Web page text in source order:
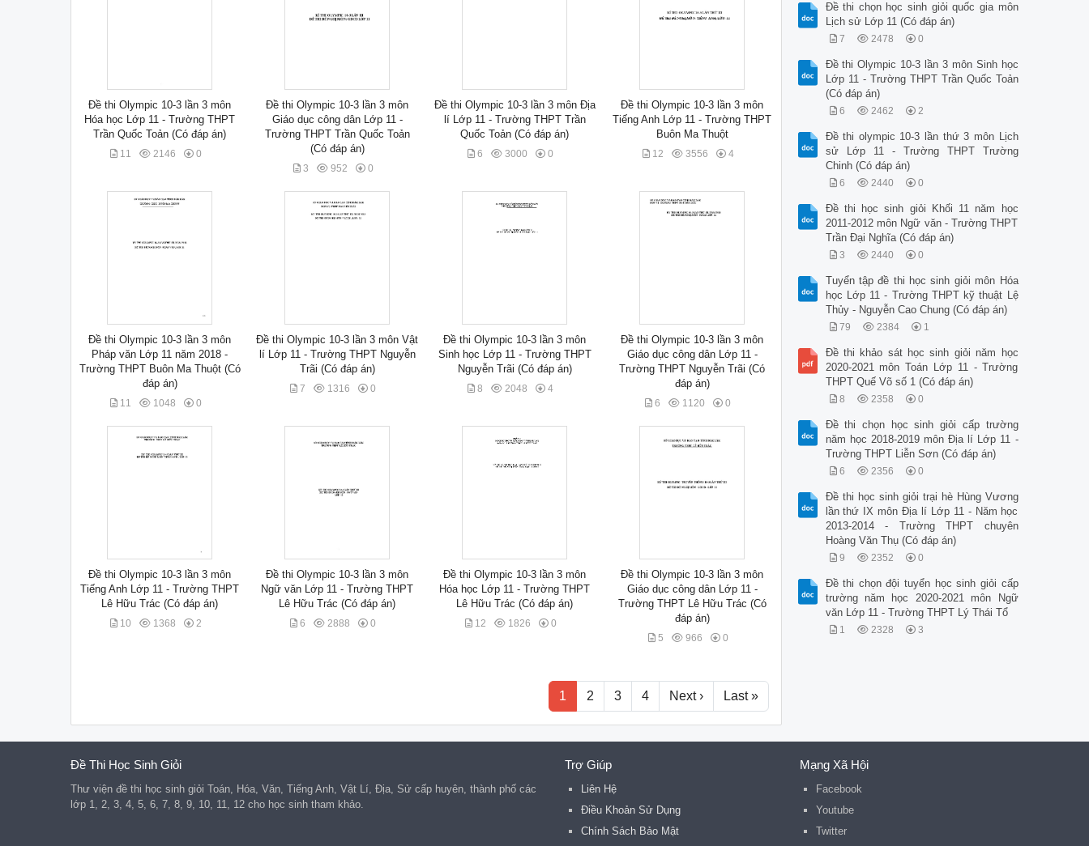
Đề thi Olympic 10-3 lần 3 môn
Hóa học Lớp 11 - Trường THPT
Trần Quốc Toản (Có đáp án)
11 2146 0
Đề thi Olympic 10-3 lần 3 môn
Giáo dục công dân Lớp 11 -
Trường THPT Trần Quốc Toản
(Có đáp án)
3 952 0
Đề thi Olympic 10-3 lần 3 môn Địa
lí Lớp 11 - Trường THPT Trần
Quốc Toản (Có đáp án)
6 3000 0
Đề thi Olympic 10-3 lần 3 môn
Tiếng Anh Lớp 11 - Trường THPT
Buôn Ma Thuột
12 3556 4
Đề thi Olympic 10-3 lần 3 môn
Pháp văn Lớp 11 năm 2018 -
Trường THPT Buôn Ma Thuột (Có
đáp án)
11 1048 0
Đề thi Olympic 10-3 lần 3 môn Vật
lí Lớp 11 - Trường THPT Nguyễn
Trãi (Có đáp án)
7 1316 0
Đề thi Olympic 10-3 lần 3 môn
Sinh học Lớp 11 - Trường THPT
Nguyễn Trãi (Có đáp án)
8 2048 4
Đề thi Olympic 10-3 lần 3 môn
Giáo dục công dân Lớp 11 -
Trường THPT Nguyễn Trãi (Có
đáp án)
6 1120 0
Đề thi Olympic 10-3 lần 3 môn
Tiếng Anh Lớp 11 - Trường THPT
Lê Hữu Trác (Có đáp án)
10 1368 2
Đề thi Olympic 10-3 lần 3 môn
Ngữ văn Lớp 11 - Trường THPT
Lê Hữu Trác (Có đáp án)
6 2888 0
Đề thi Olympic 10-3 lần 3 môn
Hóa học Lớp 11 - Trường THPT
Lê Hữu Trác (Có đáp án)
12 1826 0
Đề thi Olympic 10-3 lần 3 môn
Giáo dục công dân Lớp 11 -
Trường THPT Lê Hữu Trác (Có
đáp án)
5 966 0
1 2 3 4 Next › Last »
Đề thi chọn học sinh giỏi quốc gia môn
Lịch sử Lớp 11 (Có đáp án)
7 2478 0
Đề thi Olympic 10-3 lần 3 môn Sinh học
Lớp 11 - Trường THPT Trần Quốc Toản
(Có đáp án)
6 2462 2
Đề thi olympic 10-3 lần thứ 3 môn Lịch
sử Lớp 11 - Trường THPT Trường
Chinh (Có đáp án)
6 2440 0
Đề thi học sinh giỏi Khối 11 năm học
2011-2012 môn Ngữ văn - Trường THPT
Trần Đại Nghĩa (Có đáp án)
3 2440 0
Tuyển tập đề thi học sinh giỏi môn Hóa
học Lớp 11 - Trường THPT kỹ thuật Lệ
Thủy - Nguyễn Cao Chung (Có đáp án)
79 2384 1
Đề thi khảo sát học sinh giỏi năm học
2020-2021 môn Toán Lớp 11 - Trường
THPT Quế Võ số 1 (Có đáp án)
8 2358 0
Đề thi chọn học sinh giỏi cấp trường
năm học 2018-2019 môn Địa lí Lớp 11 -
Trường THPT Liễn Sơn (Có đáp án)
6 2356 0
Đề thi học sinh giỏi trại hè Hùng Vương
lần thứ IX môn Địa lí Lớp 11 - Năm học
2013-2014 - Trường THPT chuyên
Hoàng Văn Thụ (Có đáp án)
9 2352 0
Đề thi chọn đội tuyển học sinh giỏi cấp
trường năm học 2020-2021 môn Ngữ
văn Lớp 11 - Trường THPT Lý Thái Tổ
1 2328 3
Đề Thi Học Sinh Giỏi
Thư viện đề thi học sinh giỏi Toán, Hóa, Văn, Tiếng Anh, Vật Lí, Địa, Sử cấp huyên, thành phố các
lớp 1, 2, 3, 4, 5, 6, 7, 8, 9, 10, 11, 12 cho học sinh tham khảo.
Trợ Giúp
Liên Hệ
Điều Khoản Sử Dụng
Chính Sách Bảo Mật
Mạng Xã Hội
Facebook
Youtube
Twitter